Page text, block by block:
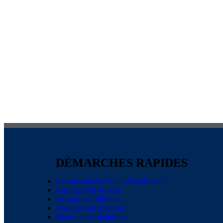
DÉMARCHES RAPIDES
Immatriculation d'un véhicule neuf
Changement de nom
Passage en collection
Changement d'adresse
Demande de duplicata